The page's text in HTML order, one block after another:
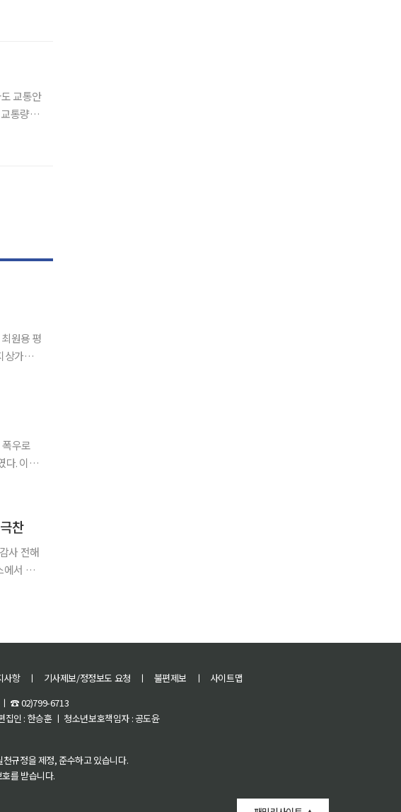
교통안
상가를
우로
날
찬
사 전해
에서 교
사항 ㅣ 기사제보/정정보도 요청 ㅣ 불편제보 ㅣ
사이트맵
ㅣ ☎ 02)799-6713
인 : 한승훈 ㅣ 청소년보호책임자 : 공도윤
천규정을 제정, 준수하고 있습니다.
를 받습니다.